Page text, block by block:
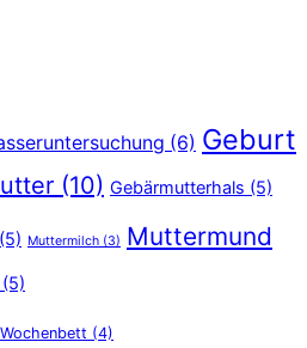
(6) Geburt
(10) Gebärmutterhals (5)
(5) Muttermilch (3) Muttermund
(5)
Wochenbett (4)